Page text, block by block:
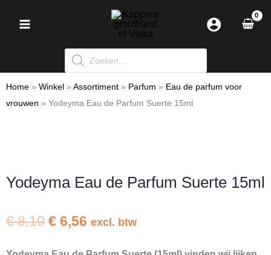
Producten
zoeken
Home » Winkel » Assortiment » Parfum » Eau de parfum voor
vrouwen » Yodeyma Eau de Parfum Suerte 15ml
Yodeyma Eau de Parfum Suerte 15ml
€8,10 Oorspronkelijke
€ 6,56 Huidige
excl. btw